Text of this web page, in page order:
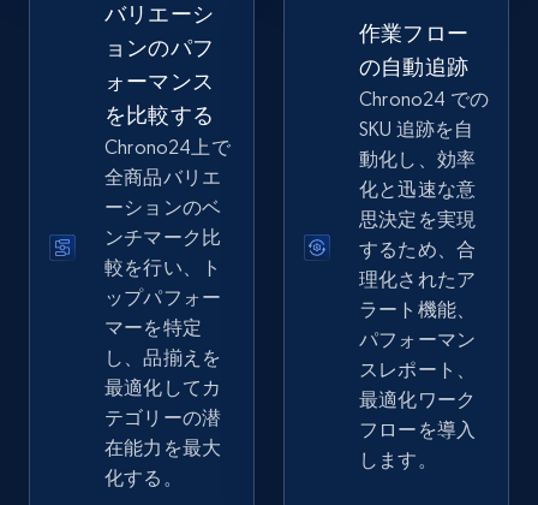
2.5K+ 358+
eBay - Collect records by category
URL, Product id, Title, Seller name, Seller rating,
Seller reviews, Breadcrumbs, Root category, and
2.5K+ 今すぐ始める
Google Shopping
URL, Product id, Title, Product description,
Rating, Reviews count, Images, Variations, and
バリエーシ
ョンのパフ
ォーマンス
を比較する
Chrono24上で
全商品バリエ
ーションのベ
ンチマーク比
較を行い、ト
ップパフォー
マーを特定
し、品揃えを
最適化してカ
テゴリーの潜
在能力を最大
化する。
作業フロー
の自動追跡
Chrono24 での
SKU 追跡を自
動化し、効率
化と迅速な意
思決定を実現
するため、合
理化されたア
ラート機能、
パフォーマン
スレポート、
最適化ワーク
フローを導入
します。